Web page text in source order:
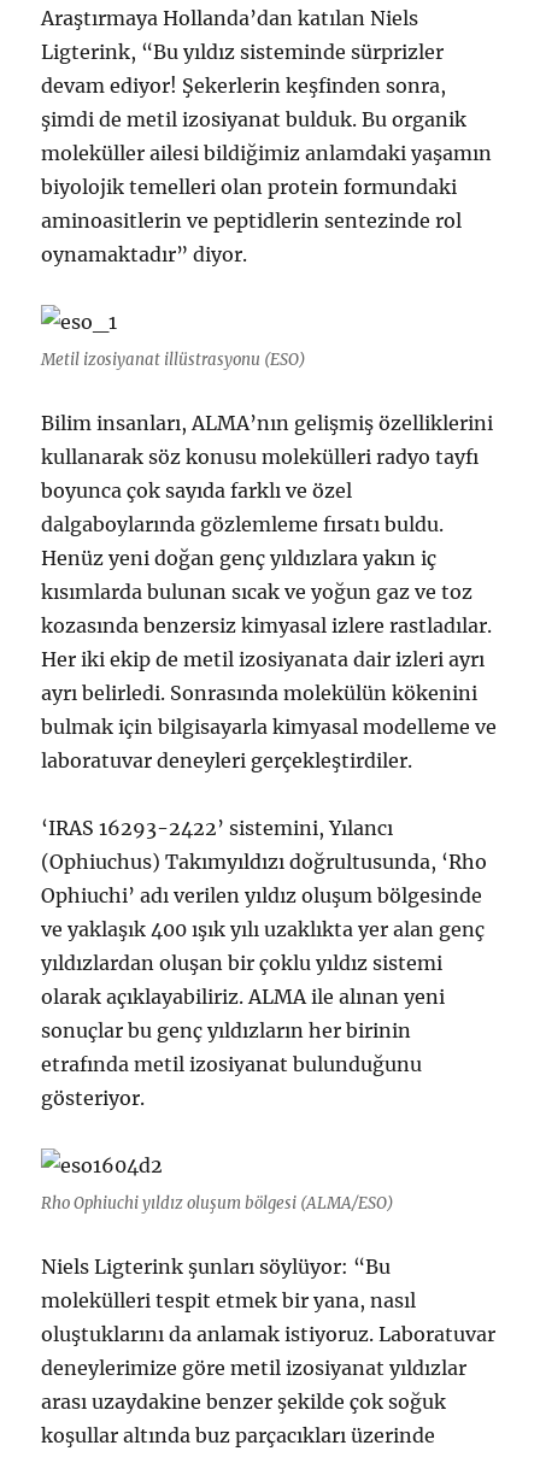
Araştırmaya Hollanda’dan katılan Niels
Ligterink, “Bu yıldız sisteminde sürprizler
devam ediyor! Şekerlerin keşfinden sonra,
şimdi de metil izosiyanat bulduk. Bu organik
moleküller ailesi bildiğimiz anlamdaki yaşamın
biyolojik temelleri olan protein formundaki
aminoasitlerin ve peptidlerin sentezinde rol
oynamaktadır” diyor.
Metil izosiyanat illüstrasyonu (ESO)
Bilim insanları, ALMA’nın gelişmiş özelliklerini
kullanarak söz konusu molekülleri radyo tayfı
boyunca çok sayıda farklı ve özel
dalgaboylarında gözlemleme fırsatı buldu.
Henüz yeni doğan genç yıldızlara yakın iç
kısımlarda bulunan sıcak ve yoğun gaz ve toz
kozasında benzersiz kimyasal izlere rastladılar.
Her iki ekip de metil izosiyanata dair izleri ayrı
ayrı belirledi. Sonrasında molekülün kökenini
bulmak için bilgisayarla kimyasal modelleme ve
laboratuvar deneyleri gerçekleştirdiler.
‘IRAS 16293-2422’ sistemini, Yılancı
(Ophiuchus) Takımyıldızı doğrultusunda, ‘Rho
Ophiuchi’ adı verilen yıldız oluşum bölgesinde
ve yaklaşık 400 ışık yılı uzaklıkta yer alan genç
yıldızlardan oluşan bir çoklu yıldız sistemi
olarak açıklayabiliriz. ALMA ile alınan yeni
sonuçlar bu genç yıldızların her birinin
etrafında metil izosiyanat bulunduğunu
gösteriyor.
Rho Ophiuchi yıldız oluşum bölgesi (ALMA/ESO)
Niels Ligterink şunları söylüyor: “Bu
molekülleri tespit etmek bir yana, nasıl
oluştuklarını da anlamak istiyoruz. Laboratuvar
deneylerimize göre metil izosiyanat yıldızlar
arası uzaydakine benzer şekilde çok soğuk
koşullar altında buz parçacıkları üzerinde